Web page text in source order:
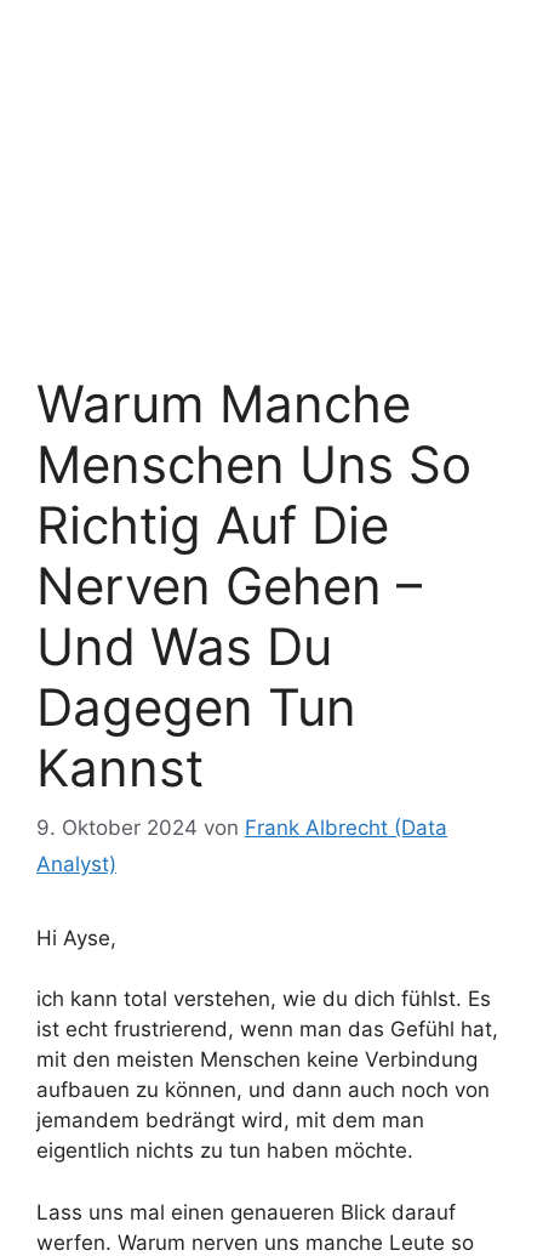
Warum Manche
Menschen Uns So
Richtig Auf Die
Nerven Gehen –
Und Was Du
Dagegen Tun
Kannst
9. Oktober 2024 von Frank Albrecht (Data
Analyst)
Hi Ayse,
ich kann total verstehen, wie du dich fühlst. Es
ist echt frustrierend, wenn man das Gefühl hat,
mit den meisten Menschen keine Verbindung
aufbauen zu können, und dann auch noch von
jemandem bedrängt wird, mit dem man
eigentlich nichts zu tun haben möchte.
Lass uns mal einen genaueren Blick darauf
werfen. Warum nerven uns manche Leute so